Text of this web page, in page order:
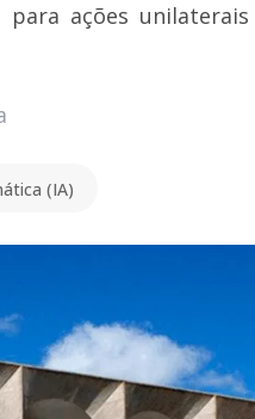
ações
(IA)